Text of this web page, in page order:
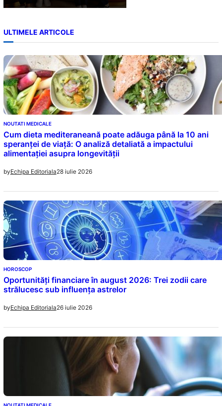
ULTIMELE ARTICOLE
NOUTATI MEDICALE
Cum dieta mediteraneană poate adăuga până la 10 ani
speranței de viață: O analiză detaliată a impactului
alimentației asupra longevității
byEchipa Editoriala28 iulie 2026
HOROSCOP
Oportunități financiare în august 2026: Trei zodii care
strălucesc sub influența astrelor
byEchipa Editoriala26 iulie 2026